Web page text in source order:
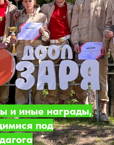
и иные награды,
под